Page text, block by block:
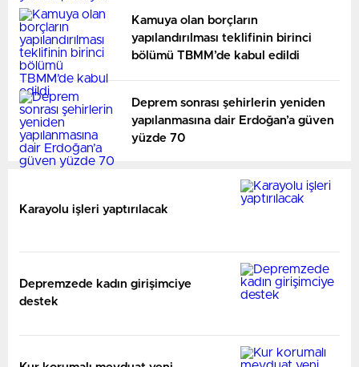
Kamuya olan borçların
yapılandırılması teklifinin birinci
bölümü TBMM’de kabul edildi
Deprem sonrası şehirlerin yeniden
yapılanmasına dair Erdoğan’a güven
yüzde 70
Karayolu işleri yaptırılacak
Depremzede kadın girişimciye
destek